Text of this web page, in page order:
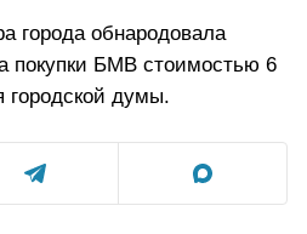
города обнародовала
покупки БМВ стоимостью 6
городской думы.